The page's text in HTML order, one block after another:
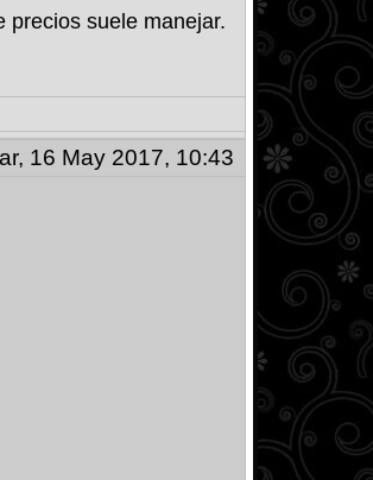
precios suele manejar.
16 May 2017, 10:43